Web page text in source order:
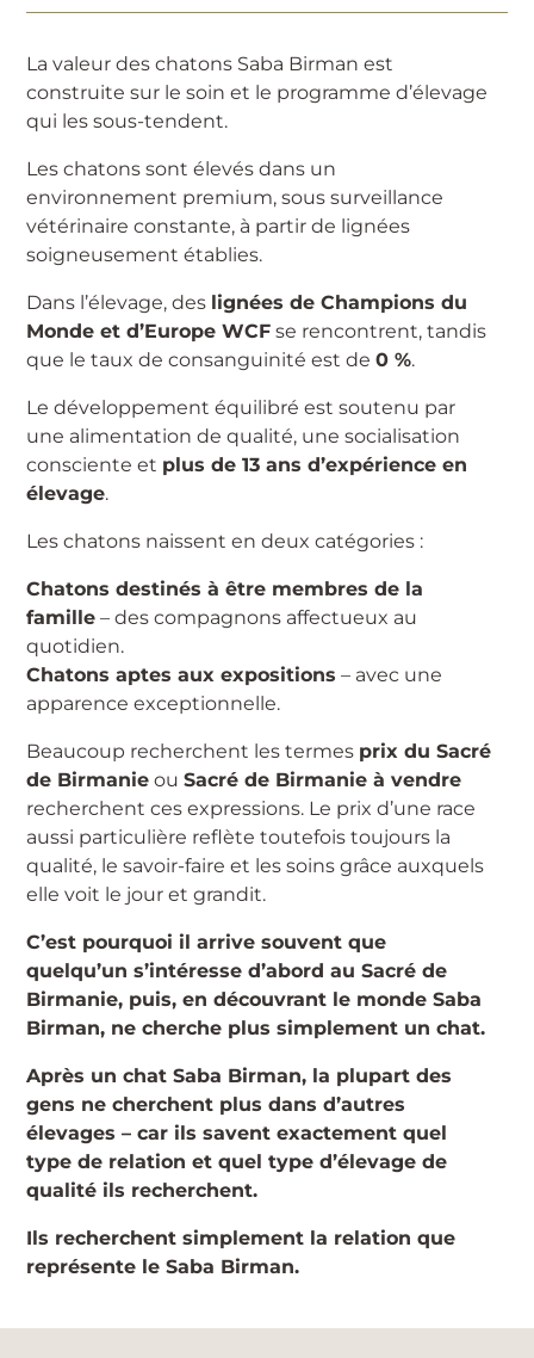
La valeur des chatons Saba Birman est
construite sur le soin et le programme d’élevage
qui les sous-tendent.
Les chatons sont élevés dans un
environnement premium, sous surveillance
vétérinaire constante, à partir de lignées
soigneusement établies.
Dans l’élevage, des lignées de Champions du
Monde et d’Europe WCF se rencontrent, tandis
que le taux de consanguinité est de0 %.
Le développement équilibré est soutenu par
une alimentation de qualité, une socialisation
consciente et plus de 13 ans d’expérience en
élevage.
Les chatons naissent en deux catégories :
Chatons destinés à être membres de la
famille – des compagnons affectueux au
quotidien.
Chatons aptes aux expositions – avec une
apparence exceptionnelle.
Beaucoup recherchent les termes prix du Sacré
de Birmanie ouSacré de Birmanie à vendre
recherchent ces expressions. Le prix d’une race
aussi particulière reflète toutefois toujours la
qualité, le savoir-faire et les soins grâce auxquels
elle voit le jour et grandit.
C’est pourquoi il arrive souvent que
quelqu’un s’intéresse d’abord au Sacré de
Birmanie, puis, en découvrant le monde Saba
Birman, ne cherche plus simplement un chat.
Après un chat Saba Birman, la plupart des
gens ne cherchent plus dans d’autres
élevages – car ils savent exactement quel
type de relation et quel type d’élevage de
qualité ils recherchent.
Ils recherchent simplement la relation que
représente le Saba Birman.